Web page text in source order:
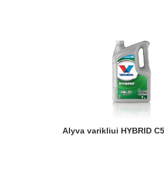
Alyva varikliui HYBRID